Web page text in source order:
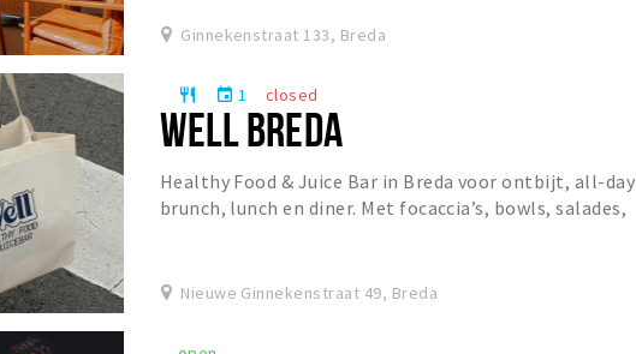
Ginnekenstraat 133, Breda
restaurant event 1 closed
WELL BREDA
Healthy Food & Juice Bar in Breda voor ontbijt, all-day
brunch, lunch en diner. Met focaccia’s, bowls, salades,
Nieuwe Ginnekenstraat 49, Breda